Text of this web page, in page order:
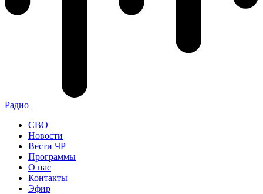
Радио
СВО
Новости
Вести ЧР
Программы
О нас
Контакты
Эфир